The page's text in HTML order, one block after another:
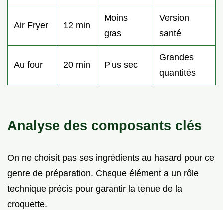
Air Fryer 12 min
Moins
gras
Version
santé
Au four 20 min Plus sec
Grandes
quantités
Analyse des composants clés
On ne choisit pas ses ingrédients au hasard pour ce
genre de préparation. Chaque élément a un rôle
technique précis pour garantir la tenue de la
croquette.